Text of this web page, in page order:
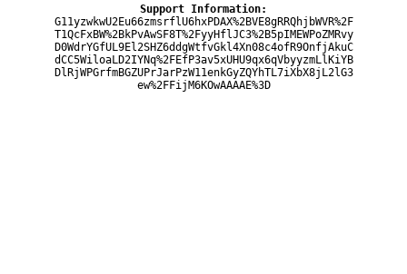
Support Information:
G11yzwkwU2Eu66zmsrflU6hxPDAX%2BVE8gRRQhjbWVR%2F
T1QcFxBW%2BkPvAwSF8T%2FyyHflJC3%2B5pIMEWPoZMRvy
D0WdrYGfUL9El2SHZ6ddgWtfvGkl4Xn08c4ofR9OnfjAkuC
dCC5WiloaLD2IYNq%2FEfP3av5xUHU9qx6qVbyyzmLlKiYB
DlRjWPGrfmBGZUPrJarPzW11enkGyZQYhTL7iXbX8jL2lG3
ew%2FFijM6KOwAAAAE%3D